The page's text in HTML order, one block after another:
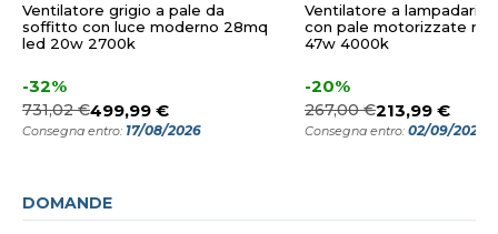
Ventilatore grigio a pale da
soffitto con luce moderno 28mq
led 20w 2700k
-32%
731,02 €499,99 €
Consegna entro: 17/08/2026
Ventilatore a lampadario
con pale motorizzate
47w 4000k
-20%
267,00 €213,99 €
Consegna entro: 02/09/2026
DOMANDE